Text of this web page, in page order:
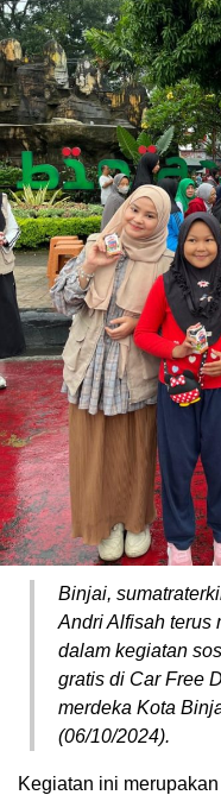
Binjai,
Andri Alfisah terus
dalam kegiatan
gratis di Car Free
merdeka Kota
(06/10/2024).
Kegiatan ini